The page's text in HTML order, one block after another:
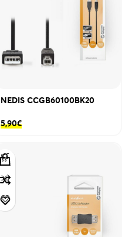
NEDIS CCGB60100BK20
5,90€